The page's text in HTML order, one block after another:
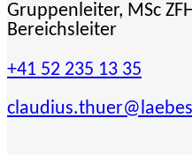
Gruppenleiter, MSc
Bereichsleiter
+41 52 235 13 35
claudius.thuer